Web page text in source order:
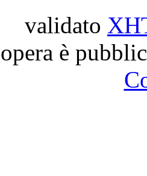
validato
è